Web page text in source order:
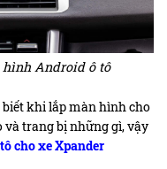
hình Android ô tô
khi lắp màn hình cho
và trang bị những gì, vậy
cho xe Xpander